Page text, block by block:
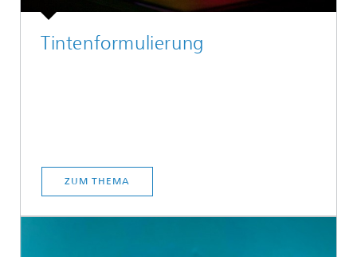
Tintenformulierung
ZUM THEMA